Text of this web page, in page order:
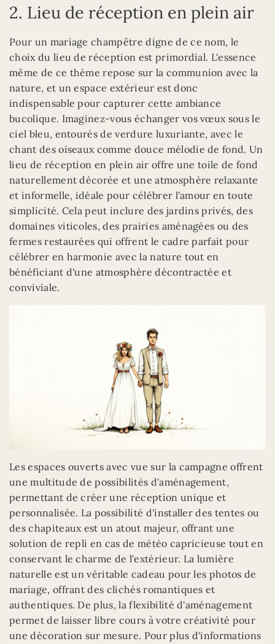
2. Lieu de réception en plein air
Pour un mariage champêtre digne de ce nom, le
choix du lieu de réception est primordial. L'essence
même de ce thème repose sur la communion avec la
nature, et un espace extérieur est donc
indispensable pour capturer cette ambiance
bucolique. Imaginez-vous échanger vos vœux sous le
ciel bleu, entourés de verdure luxuriante, avec le
chant des oiseaux comme douce mélodie de fond. Un
lieu de réception en plein air offre une toile de fond
naturellement décorée et une atmosphère relaxante
et informelle, idéale pour célébrer l'amour en toute
simplicité. Cela peut inclure des jardins privés, des
domaines viticoles, des prairies aménagées ou des
fermes restaurées qui offrent le cadre parfait pour
célébrer en harmonie avec la nature tout en
bénéficiant d'une atmosphère décontractée et
conviviale.
Les espaces ouverts avec vue sur la campagne offrent
une multitude de possibilités d'aménagement,
permettant de créer une réception unique et
personnalisée. La possibilité d'installer des tentes ou
des chapiteaux est un atout majeur, offrant une
solution de repli en cas de météo capricieuse tout en
conservant le charme de l'extérieur. La lumière
naturelle est un véritable cadeau pour les photos de
mariage, offrant des clichés romantiques et
authentiques. De plus, la flexibilité d'aménagement
permet de laisser libre cours à votre créativité pour
une décoration sur mesure. Pour plus d'informations